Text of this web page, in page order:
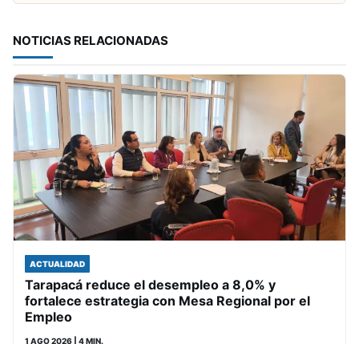
NOTICIAS RELACIONADAS
ACTUALIDAD
Tarapacá reduce el desempleo a 8,0% y
fortalece estrategia con Mesa Regional por el
Empleo
1 AGO 2026 | 4 MIN.